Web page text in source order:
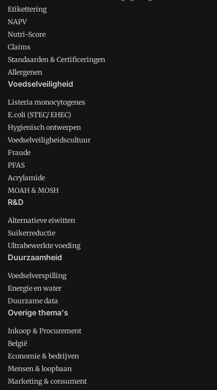
Etikettering
NAPV
Nutri-Score
Claims
Standaarden & Certificeringen
Allergenen
Voedselveiligheid
Listeria monocytogenes
E.coli (STEC/ EHEC)
Hygienisch ontwerpen
Voedselveiligheidscultuur
Fraude
PFAS
Acrylamide
MOAH & MOSH
R&D
Alternatieve eiwitten
Suikerreductie
Ultrabewerkte voeding
Duurzaamheid
Voedselverspilling
Energie en water
Duurzame data
Overige thema's
Inkoop & Procurement
België
Economie & bedrijven
Mensen & loopbaan
Marketing & consument